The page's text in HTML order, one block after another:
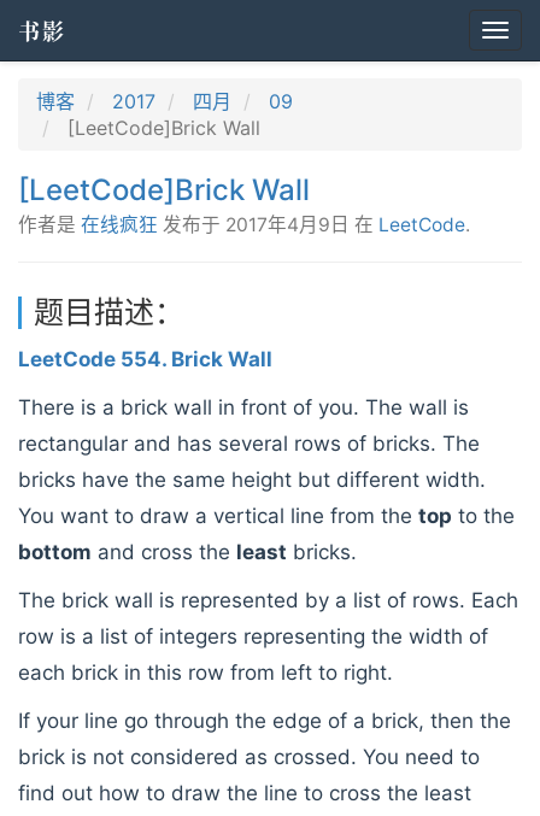
书影
博客 2017 四月
09
[LeetCode]Brick Wall
[LeetCode]Brick Wall
作者是 在线疯狂 发布于 2017年4月9日 在 LeetCode.
题目描述：
LeetCode 554. Brick Wall
There is a brick wall in front of you. The wall is
rectangular and has several rows of bricks. The
bricks have the same height but different width.
You want to draw a vertical line from the top to the
bottom and cross the least bricks.
The brick wall is represented by a list of rows. Each
row is a list of integers representing the width of
each brick in this row from left to right.
If your line go through the edge of a brick, then the
brick is not considered as crossed. You need to
find out how to draw the line to cross the least